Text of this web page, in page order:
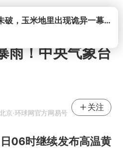
打开
雨！中央气象台
京·环球网官方网易号
关注
06时继续发布高温黄